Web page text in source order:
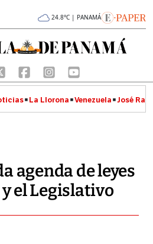
24.8°C | PANAMÁ
La Llorona Venezuela José
agenda de leyes
el Legislativo